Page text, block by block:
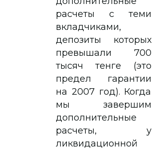
расчеты с теми
вкладчиками,
депозиты которых
превышали 700
тысяч тенге (это
предел гарантии
на 2007 год). Когда
мы завершим
дополнительные
расчеты, у
ликвидационной